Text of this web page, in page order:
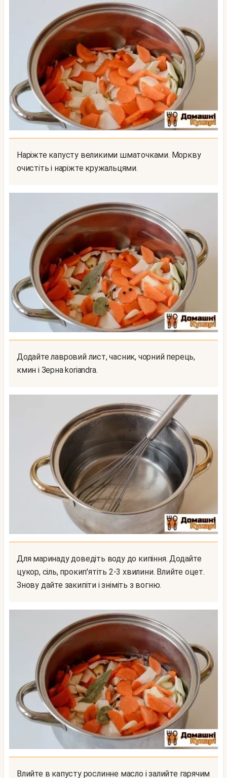
Наріжте капусту великими шматочками. Моркву
очистіть і наріжте кружальцями.
Додайте лавровий лист, часник, чорний перець,
кмин і Зерна koriandra.
Для маринаду доведіть воду до кипіння. Додайте
цукор, сіль, прокип'ятіть 2-3 хвилини. Влийте оцет.
Знову дайте закипіти і зніміть з вогню.
Влийте в капусту рослинне масло і залийте гарячим